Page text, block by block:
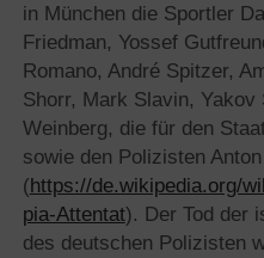
in München die Sportler
Friedman, Yossef
Romano, André Spitzer,
Shorr, Mark Slavin, Yakov
Weinberg, die für den
sowie den Polizisten
(https://de.wikipedia.org/
pia-Attentat). Der Tod der
des deutschen Polizisten